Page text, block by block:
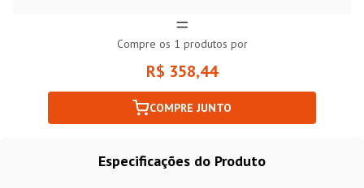
Compre os 1 produtos por
R$ 358,44
COMPRE JUNTO
Especificações do Produto